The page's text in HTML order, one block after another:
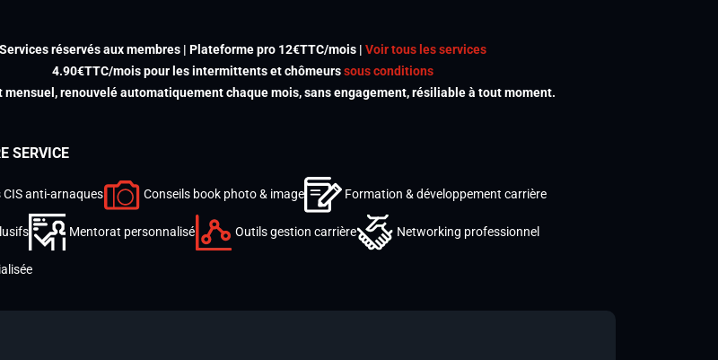
Services réservés aux membres | Plateforme pro 12€TTC/mois | Voir tous les services
4.90€TTC/mois pour les intermittents et chômeurssous conditions
mensuel, renouvelé automatiquement chaque mois, sans engagement, résiliable à tout moment.
SERVICE
anti-arnaques Conseils book photo & image Formation & développement carrière
Mentorat personnalisé Outils gestion carrière Networking professionnel